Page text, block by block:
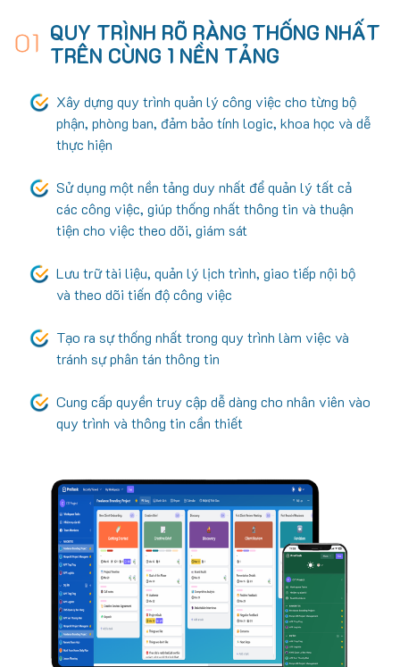
01 QUY TRÌNH RÕ RÀNG THỐNG NHẤT
TRÊN CÙNG 1 NỀN TẢNG
Xây dựng quy trình quản lý công việc cho từng bộ
phận, phòng ban, đảm bảo tính logic, khoa học và dễ
thực hiện
Sử dụng một nền tảng duy nhất để quản lý tất cả
các công việc, giúp thống nhất thông tin và thuận
tiện cho việc theo dõi, giám sát
Lưu trữ tài liệu, quản lý lịch trình, giao tiếp nội bộ
và theo dõi tiến độ công việc
Tạo ra sự thống nhất trong quy trình làm việc và
tránh sự phân tán thông tin
Cung cấp quyền truy cập dễ dàng cho nhân viên vào
quy trình và thông tin cần thiết